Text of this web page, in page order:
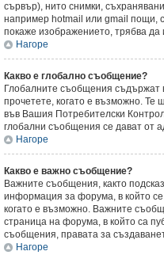
сървър), нито снимки,
например hotmail или gmail пощи,
покаже изображението, трябва да
Нагоре
Какво е глобално съобщение?
Глобалните съобщения съдържат
прочетете, когато е възможно. Те
във Вашия Потребителски
глобални съобщения се дават от
Нагоре
Какво е важно съобщение?
Важните съобщения, както
информация за форума, в който
когато е възможно. Важните
страница на форума, в който са
съобщения, правата за
Нагоре